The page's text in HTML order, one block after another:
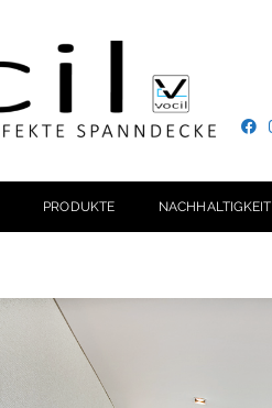
PRODUKTE NACHHALTIGKEIT